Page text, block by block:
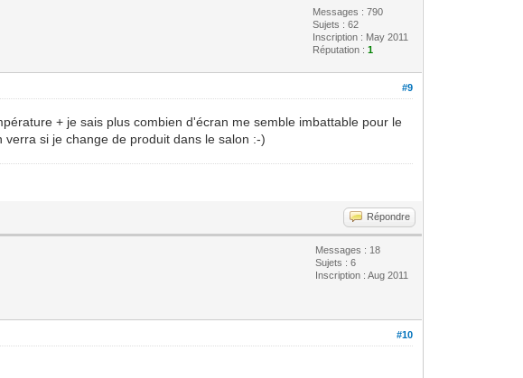
Messages : 790
Sujets : 62
Inscription : May 2011
Réputation :1
#9
+ je sais plus combien d'écran me semble imbattable pour le
si je change de produit dans le salon :-)
Répondre
Messages : 18
Sujets : 6
Inscription : Aug 2011
#10